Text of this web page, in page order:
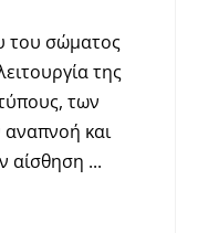
του σώματος
της
των
και
αίσθηση